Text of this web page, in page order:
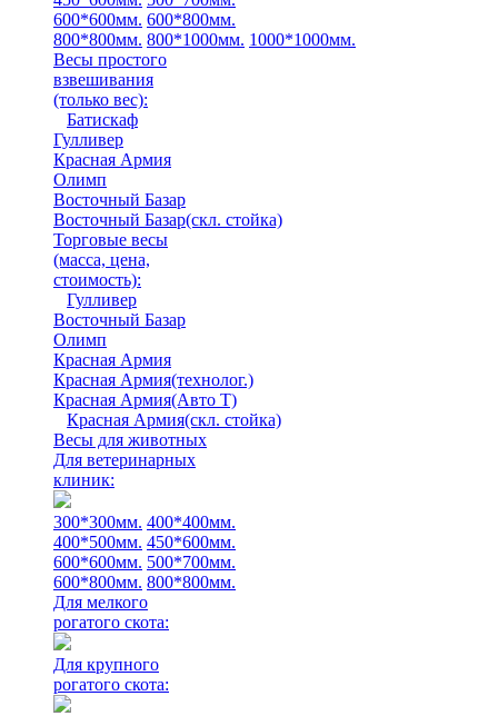
600*600мм. 600*800мм.
800*800мм. 800*1000мм. 1000*1000мм.
Весы простого
взвешивания
(только вес):
Батискаф
Гулливер
Красная Армия
Олимп
Восточный Базар
Восточный Базар(скл. стойка)
Торговые весы
(масса, цена,
стоимость):
Гулливер
Восточный Базар
Олимп
Красная Армия
Красная Армия(технолог.)
Красная Армия(Авто Т)
Красная Армия(скл. стойка)
Весы для животных
Для ветеринарных
клиник:
300*300мм. 400*400мм.
400*500мм. 450*600мм.
600*600мм. 500*700мм.
600*800мм. 800*800мм.
Для мелкого
рогатого скота:
Для крупного
рогатого скота: